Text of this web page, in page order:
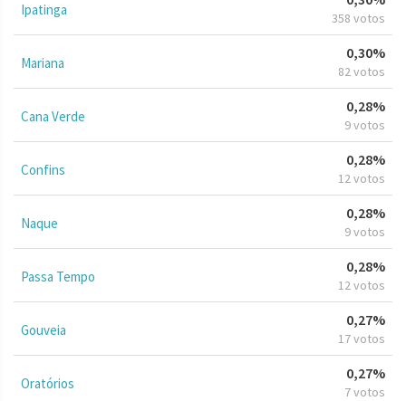
Ipatinga 358 votos
Mariana
0,30%
82 votos
Cana Verde
0,28%
9 votos
Confins
0,28%
12 votos
Naque
0,28%
9 votos
Passa Tempo
0,28%
12 votos
Gouveia
0,27%
17 votos
Oratórios
0,27%
7 votos